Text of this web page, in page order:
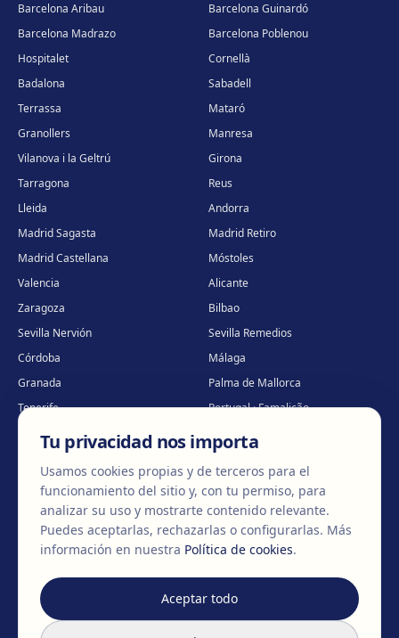
Barcelona Aribau
Barcelona Guinardó
Barcelona Madrazo
Barcelona Poblenou
Hospitalet
Cornellà
Badalona
Sabadell
Terrassa
Mataró
Granollers
Manresa
Vilanova i la Geltrú
Girona
Tarragona
Reus
Lleida
Andorra
Madrid Sagasta
Madrid Retiro
Madrid Castellana
Móstoles
Valencia
Alicante
Zaragoza
Bilbao
Sevilla Nervión
Sevilla Remedios
Córdoba
Málaga
Granada
Palma de Mallorca
Tenerife
Portugal · Famalicão
Portugal · Guimarães
Clínica virtual
* Atención virtual
2026Clínica EGOS — Cirugía plástica, estética y reparadora .
Aviso LegalPolítica de cookiesPolítica de Privacidad
Nocambiamoscuerpos,
Tu privacidad nos importa
Usamos cookies propias y de terceros para el
funcionamiento del sitio y, con tu permiso, para
analizar su uso y mostrarte contenido relevante.
Puedes aceptarlas, rechazarlas o configurarlas. Más
información en nuestra Política de cookies.
Aceptar todo